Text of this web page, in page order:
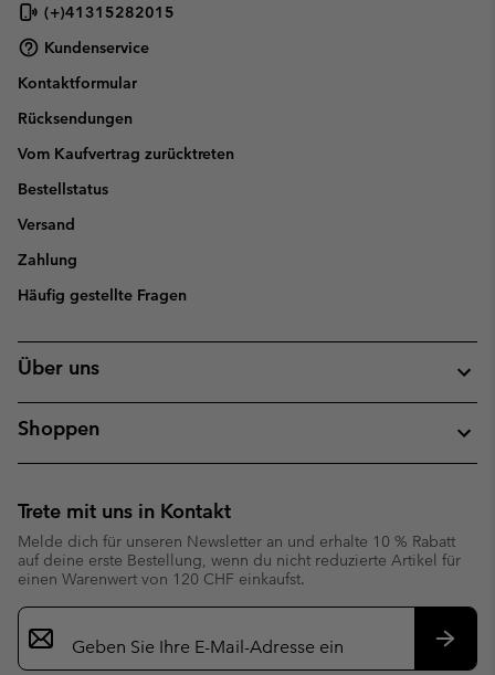
(+)41315282015
Kundenservice
Kontaktformular
Rücksendungen
Vom Kaufvertrag zurücktreten
Bestellstatus
Versand
Zahlung
Häufig gestellte Fragen
Über uns
Shoppen
Trete mit uns in Kontakt
Melde dich für unseren Newsletter an und erhalte 10 % Rabatt
auf deine erste Bestellung, wenn du nicht reduzierte Artikel für
einen Warenwert von 120 CHF einkaufst.
Newsletter-
Anmeldung